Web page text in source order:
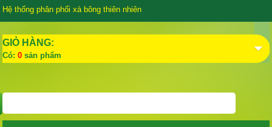
Hệ thống phân phối xà bông thiên nhiên
GIỎ HÀNG:
Có:0 sản phẩm